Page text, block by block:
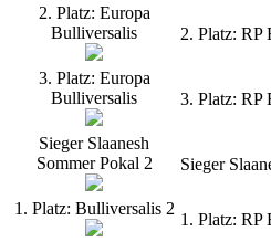
2. Platz: Europa
Bulliversalis
2. Platz: RP
3. Platz: Europa
Bulliversalis
3. Platz: RP
Sieger Slaanesh
Sommer Pokal 2
Sieger
1. Platz: Bulliversalis 2
1. Platz: RP